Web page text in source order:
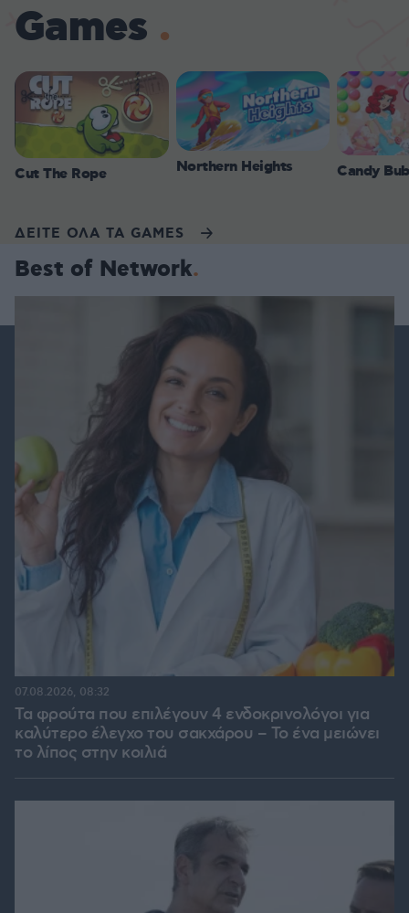
Games
Cut The Rope Northern Heights Candy
ΔΕΙΤΕ ΟΛΑ ΤΑ GAMES
Best of Network
Τα φρούτα που επιλέγουν 4 ενδοκρινολόγοι για
καλύτερο έλεγχο του σακχάρου – Το ένα μειώνει
το λίπος στην κοιλιά
07.08.2026, 08:32